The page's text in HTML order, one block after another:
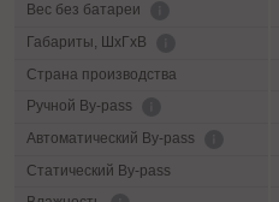
Вес без батареи
Габариты, ШхГхВ
Страна производства
Ручной By-pass
Автоматический By-pass
Статический By-pass